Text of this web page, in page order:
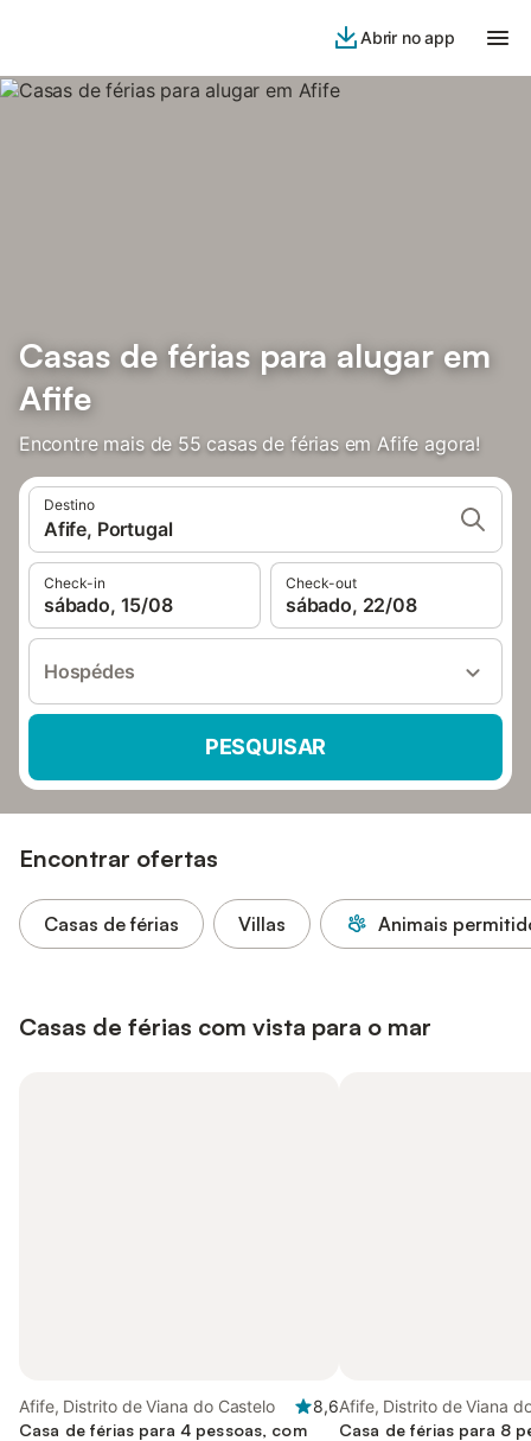
Abrir no app
Casas de férias para alugar em
Afife
Encontre mais de 55 casas de férias em Afife agora!
Destino
Afife, Portugal
Check-in
sábado, 15/08
Check-out
sábado, 22/08
Hospédes
PESQUISAR
Encontrar ofertas
Casas de férias Villas Animais
Casas de férias com vista para o mar
Afife, Distrito de Viana do Castelo
8,6
Casa de férias para 4 pessoas, com
Afife, Distrito de Viana
Casa de férias para 8